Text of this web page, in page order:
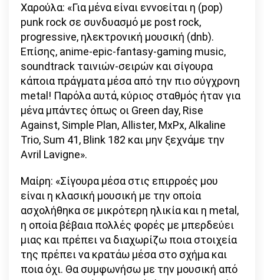
Χαρούλα: «Για μένα είναι εννοείται η (pop)
punk rock σε συνδυασμό με post rock,
progressive, ηλεκτρονική μουσική (dnb).
Επίσης, anime-epic-fantasy-gaming music,
soundtrack ταινιών-σειρών και σίγουρα
κάποια πράγματα μέσα από την πιο σύγχρονη
metal! Παρόλα αυτά, κύριος σταθμός ήταν για
μένα μπάντες όπως οι Green day, Rise
Against, Simple Plan, Allister, MxPx, Alkaline
Trio, Sum 41, Blink 182 και μην ξεχνάμε την
Avril Lavigne».
Μαίρη: «Σίγουρα μέσα στις επιρροές μου
είναι η κλασική μουσική με την οποία
ασχολήθηκα σε μικρότερη ηλικία και η metal,
η οποία βέβαια πολλές φορές με μπερδεύει
μιας και πρέπει να διαχωρίζω ποια στοιχεία
της πρέπει να κρατάω μέσα στο σχήμα και
ποια όχι. Θα συμφωνήσω με την μουσική από